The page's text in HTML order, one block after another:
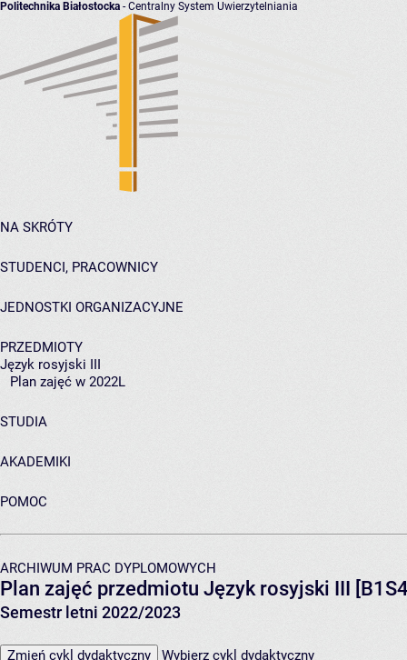
Politechnika Białostocka - Centralny System Uwierzytelniania
NA SKRÓTY
STUDENCI, PRACOWNICY
JEDNOSTKI ORGANIZACYJNE
PRZEDMIOTY
Język rosyjski III
Plan zajęć w 2022L
STUDIA
AKADEMIKI
POMOC
ARCHIWUM PRAC DYPLOMOWYCH
Plan zajęć przedmiotu Język rosyjski III
Semestr letni 2022/2023
Zmień cykl dydaktyczny Wybierz cykl dydaktyczny